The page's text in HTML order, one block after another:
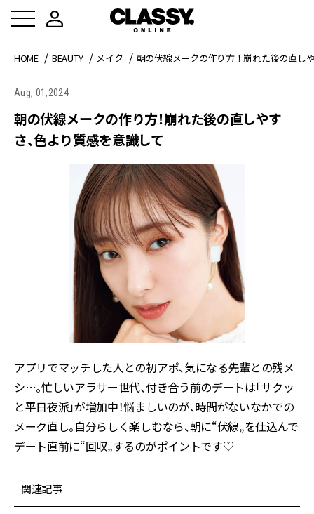
HOME BEAUTY メイク 朝の伏線メークの作り方！崩れた後の直し
Aug, 01,2024
朝の伏線メークの作り方！崩れた後の直しやす
さ、色より質感を意識して
アプリでマッチした人との初アポ、気になる先輩との残メ
シ…。忙しいアラサー世代、付き合う前のデートは「サクッ
と平日夜派」が増加中！悩ましいのが、時間がないなかでの
メーク直し。自分らしく楽しむなら、朝に“伏線„を仕込んで
デート直前に“回収„するのがポイントです♡
関連記事